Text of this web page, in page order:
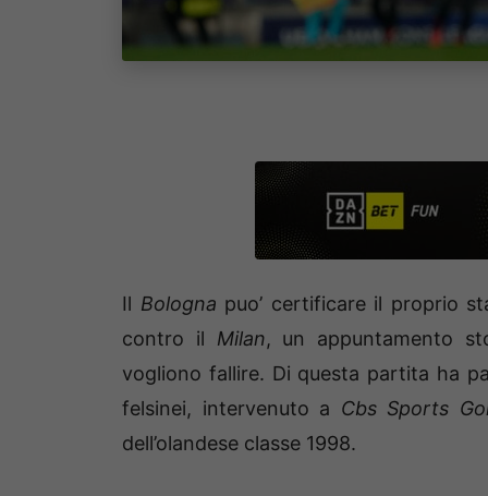
Il Bologna puo’ certificare il proprio
contro il Milan, un appuntamento
vogliono fallire. Di questa partita ha
felsinei, intervenuto a Cbs Sports
dell’olandese classe 1998.